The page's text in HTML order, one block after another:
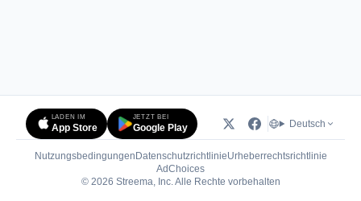
LADEN IM
App Store
JETZT BEI
Google Play Deutsch
Nutzungsbedingungen DatenschutzrichtlinieUrheberrechtsrichtlinie
AdChoices(öffnet in neuem Tab)
© 2026 Streema, Inc. Alle Rechte vorbehalten